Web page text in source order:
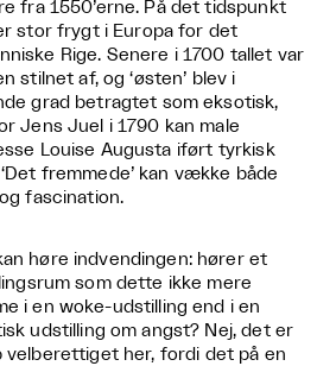
fra 1550’erne. På det tidspunkt
stor frygt i Europa for det
Rige. Senere i 1700 tallet var
stilnet af, og ‘østen’ blev i
grad betragtet som eksotisk,
Jens Juel i 1790 kan male
Louise Augusta iført tyrkisk
‘Det fremmede’ kan vække både
fascination.
høre indvendingen: hører et
som dette ikke mere
i en woke-udstilling end i en
udstilling om angst? Nej, det er
velberettiget her, fordi det på en